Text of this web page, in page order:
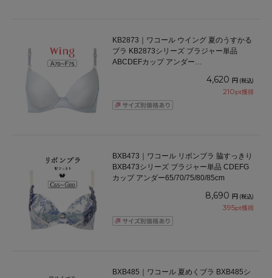
KB2873｜ワコール ウイング 夏のうすかる
ブラ KB2873シリーズ ブラジャー単品
ABCDEFカップ アンダー
4,620 円 (税込)
210pt獲得
BXB473｜ワコール リボンブラ 脇すっきり
BXB473シリーズ ブラジャー単品 CDEFG
カップ アンダー65/70/75/80/85cm
8,690 円 (税込)
395pt獲得
BXB485｜ワコール 夏めくブラ BXB485シ